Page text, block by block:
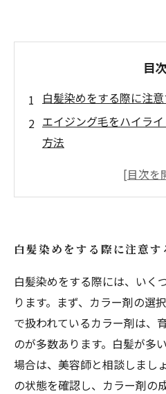
目次
白髪染めをする際に注
エイジング毛をハイラ
方法
美しい髪を手に入れる
白髪染めとハイライトを
力的な髪に
白髪染めをする際に注意す
白髪染めをする際には、いく
ります。まず、カラー剤の選
で扱われているカラー剤は、
のが多数あります。白髪が多
場合は、美容師と相談しまし
の状態を確認し、カラー剤の